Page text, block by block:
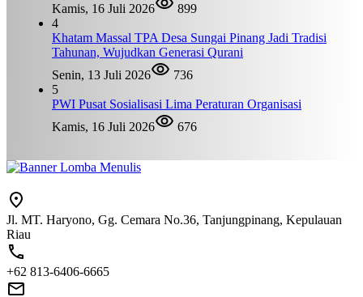
Kamis, 16 Juli 2026
899
4
Khatam Massal TPA Desa Sungai Pinang Jadi Tradisi
Tahunan, Wujudkan Generasi Qurani
Senin, 13 Juli 2026
736
5
PWI Pusat Sosialisasi Lima Peraturan Organisasi
Kamis, 16 Juli 2026
676
Jl. MT. Haryono, Gg. Cemara No.36, Tanjungpinang, Kepulauan
Riau
+62 813-6406-6665